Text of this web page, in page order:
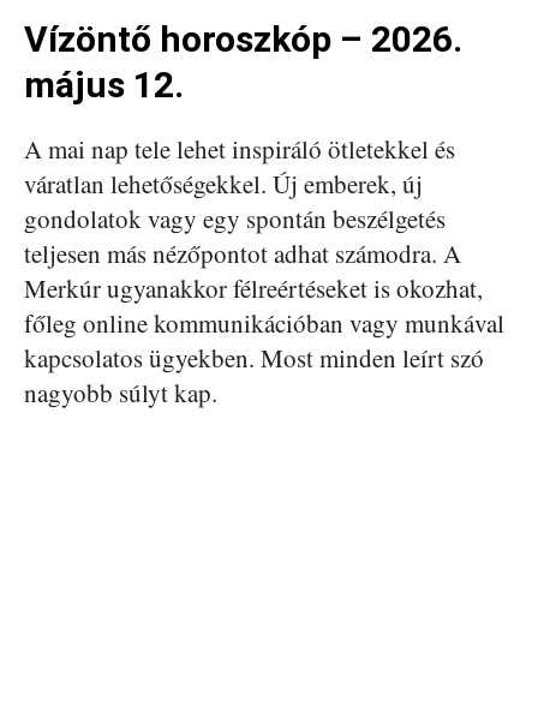
Vízöntő horoszkóp – 2026.
május 12.
A mai nap tele lehet inspiráló ötletekkel és
váratlan lehetőségekkel. Új emberek, új
gondolatok vagy egy spontán beszélgetés
teljesen más nézőpontot adhat számodra. A
Merkúr ugyanakkor félreértéseket is okozhat,
főleg online kommunikációban vagy munkával
kapcsolatos ügyekben. Most minden leírt szó
nagyobb súlyt kap.